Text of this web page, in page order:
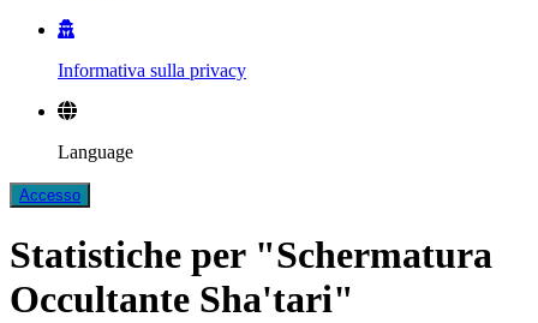
Informativa sulla privacy
Language
Accesso
Statistiche per "Schermatura
Occultante Sha'tari"